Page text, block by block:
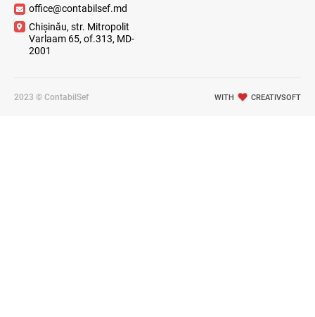
office@contabilsef.md
Chișinău, str. Mitropolit
Varlaam 65, of.313, MD-
2001
2023 © ContabilSef WITH CREATIVSOFT